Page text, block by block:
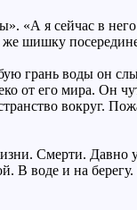
«А я сейчас в
шишку
грань воды он
от его мира. Он
вокруг.
Смерти.
В воде и на